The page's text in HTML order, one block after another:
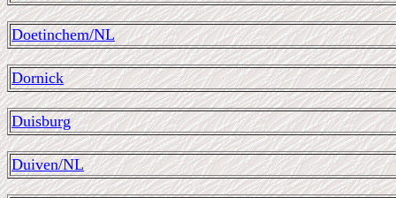
Doetinchem/NL
Dornick
Duisburg
Duiven/NL